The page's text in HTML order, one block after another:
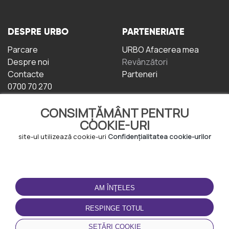
CONSIMȚĂMÂNT PENTRU
COOKIE-URI
site-ul utilizează cookie-uri Confidențialitatea cookie-urilor
AM ÎNŢELES
RESPINGE TOTUL
SETĂRI COOKIE
DESPRE URBO
Parcare
Despre noi
Contacte
0700 70 270
PARTENERIATE
URBO Afacerea mea
Revânzători
Parteneri
TERMENI DE UTILIZARE
Termeni și condiții
Politica de
Confidențialitate
Politica de cookie-uri
DESCĂRCAȚI
APLICAȚIA